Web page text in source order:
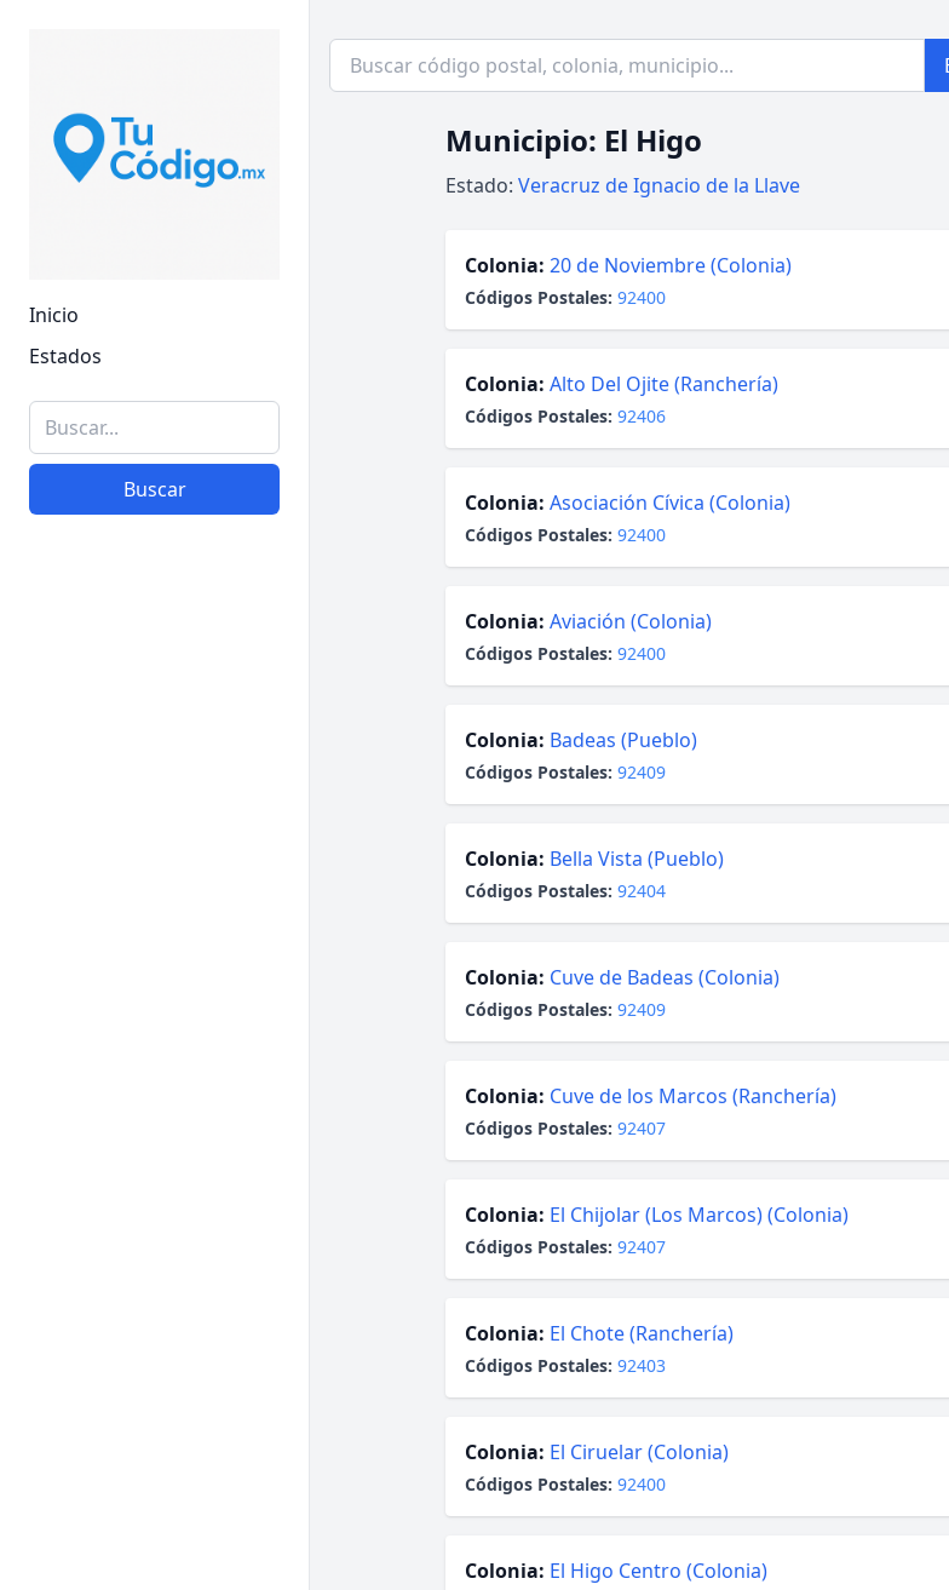
Inicio
Estados
Buscar
Municipio: El Higo
Estado: Veracruz de Ignacio de la Llave
Colonia: 20 de Noviembre (Colonia)
Códigos Postales: 92400
Colonia: Alto Del Ojite (Ranchería)
Códigos Postales: 92406
Colonia: Asociación Cívica (Colonia)
Códigos Postales: 92400
Colonia: Aviación (Colonia)
Códigos Postales: 92400
Colonia: Badeas (Pueblo)
Códigos Postales: 92409
Colonia: Bella Vista (Pueblo)
Códigos Postales: 92404
Colonia: Cuve de Badeas (Colonia)
Códigos Postales: 92409
Colonia: Cuve de los Marcos (Ranchería)
Códigos Postales: 92407
Colonia: El Chijolar (Los Marcos) (Colonia)
Códigos Postales: 92407
Colonia: El Chote (Ranchería)
Códigos Postales: 92403
Colonia: El Ciruelar (Colonia)
Códigos Postales: 92400
Colonia: El Higo Centro (Colonia)